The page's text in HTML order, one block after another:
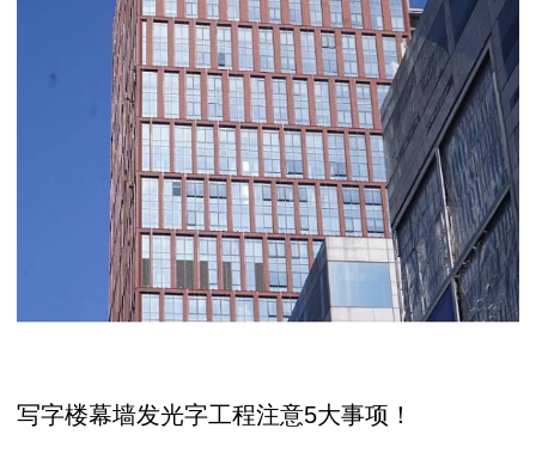
写字楼幕墙发光字工程注意5大事项！